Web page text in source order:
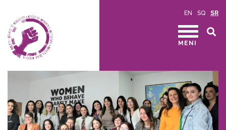
EN SQ SR
MENI